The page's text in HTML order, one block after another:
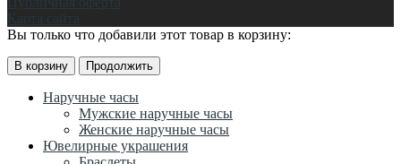
Карта сайта
Вы только что добавили этот товар в корзину:
В корзину Продолжить
Наручные часы
Мужские наручные часы
Женские наручные часы
Ювелирные украшения